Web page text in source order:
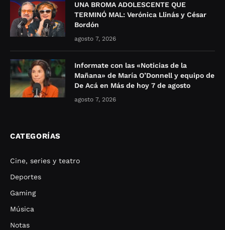
UNA BROMA ADOLESCENTE QUE
TERMINÓ MAL: Verónica Llinás y César
Bordón
agosto 7, 2026
Informate con las «Noticias de la
Mañana» de María O’Donnell y equipo de
De Acá en Más de hoy 7 de agosto
agosto 7, 2026
CATEGORÍAS
Cine, series y teatro
Deportes
Gaming
Música
Notas